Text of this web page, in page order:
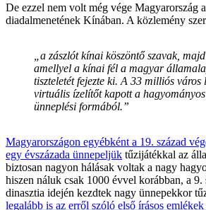
De ezzel nem volt még vége Magyarország
diadalmenetének Kínában. A közlemény
„a zászlót kínai köszöntő szavak,
amellyel a kínai fél a magyar
tiszteletét fejezte ki. A 33 milliós város
virtuális ízelítőt kapott a
ünneplési formából.”
Magyarországon egyébként a 19. század
egy évszázada ünnepeljük tűzijátékkal az
biztosan nagyon hálásak voltak a nagy
hiszen náluk csak 1000 évvel korábban, a 9.
dinasztia idején kezdtek nagy ünnepekkor
legalább is az erről szóló első írásos